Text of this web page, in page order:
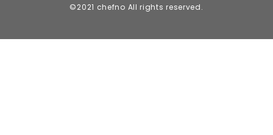
©2021 chefno All rights reserved.